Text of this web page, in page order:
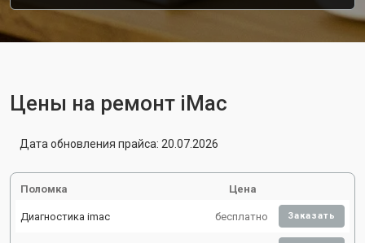
Цены на ремонт iMac
Дата обновления прайса: 20.07.2026
Поломка Цена
Диагностика imac бесплатно Заказать